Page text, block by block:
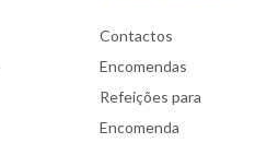
Contactos
Encomendas
Refeições para
Encomenda